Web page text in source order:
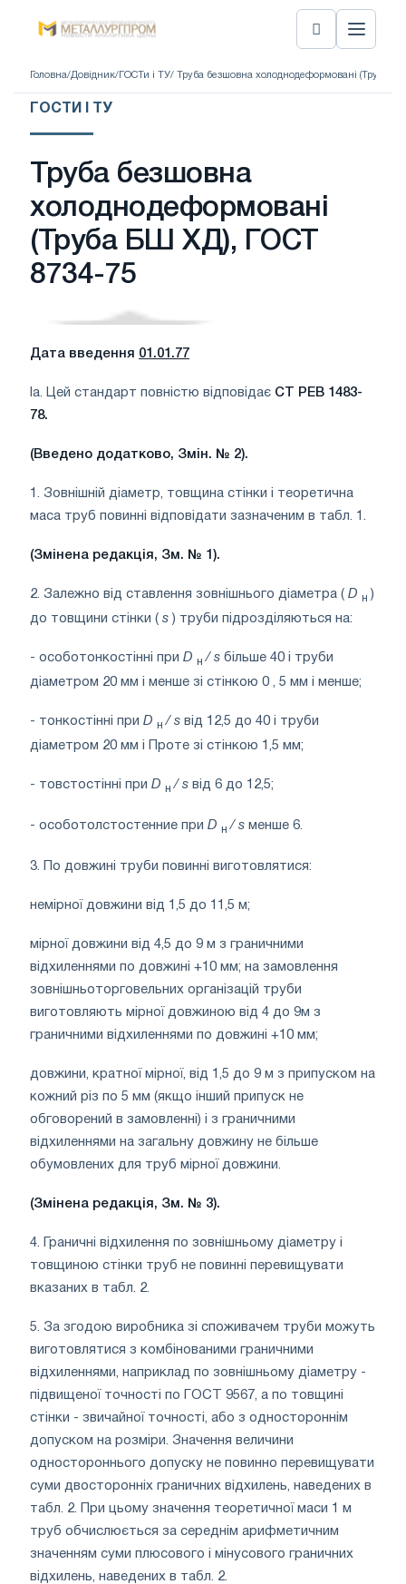
Головна/Довідник/ ГОСТи і ТУ/ Труба безшовна холоднодеформовані (Труба
ГОСТИ І ТУ
Труба безшовна
холоднодеформовані
(Труба БШ ХД), ГОСТ
8734-75
Дата введення 01.01.77
la. Цей стандарт повністю відповідає СТ РЕВ 1483-
78.
(Введено додатково, Змін. № 2).
1. Зовнішній діаметр, товщина стінки і теоретична
маса труб повинні відповідати зазначеним в табл. 1.
(Змінена редакція, Зм. № 1).
2. Залежно від ставлення зовнішнього діаметра ( D н )
до товщини стінки ( s ) труби підрозділяються на:
- особотонкостінні при D н/ s більше 40 і труби
діаметром 20 мм і менше зі стінкою 0 , 5 мм і менше;
- тонкостінні при D н/ s від 12,5 до 40 і труби
діаметром 20 мм і Проте зі стінкою 1,5 мм;
- товстостінні при D н/ s від 6 до 12,5;
- особотолстостенние при D н/ s менше 6.
3. По довжині труби повинні виготовлятися:
немірної довжини від 1,5 до 11,5 м;
мірної довжини від 4,5 до 9 м з граничними
відхиленнями по довжині +10 мм; на замовлення
зовнішньоторговельних організацій труби
виготовляють мірної довжиною від 4 до 9м з
граничними відхиленнями по довжині +10 мм;
довжини, кратної мірної, від 1,5 до 9 м з припуском на
кожний різ по 5 мм (якщо інший припуск не
обговорений в замовленні) і з граничними
відхиленнями на загальну довжину не більше
обумовлених для труб мірної довжини.
(Змінена редакція, Зм. № 3).
4. Граничні відхилення по зовнішньому діаметру і
товщиною стінки труб не повинні перевищувати
вказаних в табл. 2.
5. За згодою виробника зі споживачем труби можуть
виготовлятися з комбінованими граничними
відхиленнями, наприклад по зовнішньому діаметру -
підвищеної точності по ГОСТ 9567, а по товщині
стінки - звичайної точності, або з одностороннім
допуском на розміри. Значення величини
одностороннього допуску не повинно перевищувати
суми двосторонніх граничних відхилень, наведених в
табл. 2. При цьому значення теоретичної маси 1 м
труб обчислюється за середнім арифметичним
значенням суми плюсового і мінусового граничних
відхилень, наведених в табл. 2.